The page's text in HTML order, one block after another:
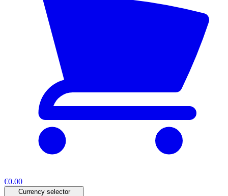
€0.00
Currency selector